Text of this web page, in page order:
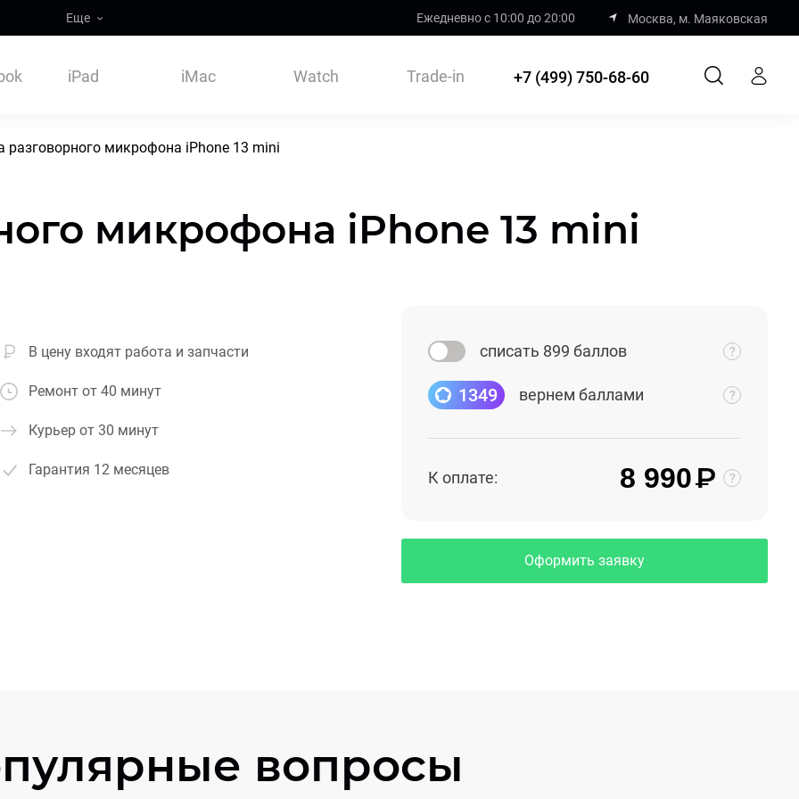
Еще Ежедневно с 10:00 до 20:00 Москва, м. Маяковская
iPad iMac Watch Trade-in +7 (499) 750-68-60
разговорного микрофона iPhone 13 mini
микрофона iPhone 13 mini
В цену входят работа и запчасти
Ремонт от 40 минут
Курьер от 30 минут
Гарантия 12 месяцев
списать 899 баллов
1349 вернем баллами
К оплате: 8 990₽
Оформить заявку
вопросы